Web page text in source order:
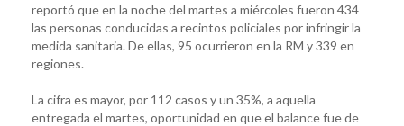
reportó que en la noche del martes a miércoles fueron 434
las personas conducidas a recintos policiales por infringir la
medida sanitaria. De ellas, 95 ocurrieron en la RM y 339 en
regiones.
La cifra es mayor, por 112 casos y un 35%, a aquella
entregada el martes, oportunidad en que el balance fue de